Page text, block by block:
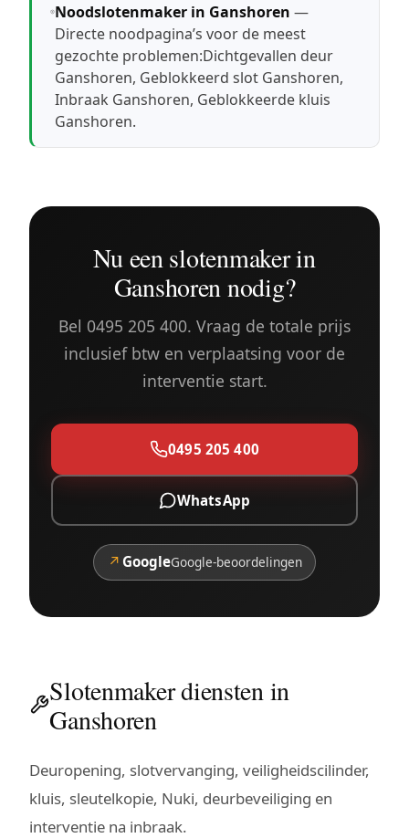
Noodslotenmaker in Ganshoren —
Directe noodpagina’s voor de meest
gezochte problemen:Dichtgevallen deur
Ganshoren, Geblokkeerd slot Ganshoren,
Inbraak Ganshoren, Geblokkeerde kluis
Ganshoren.
Nu een slotenmaker in
Ganshoren nodig?
Bel 0495 205 400. Vraag de totale prijs
inclusief btw en verplaatsing voor de
interventie start.
0495 205 400
WhatsApp
↗ GoogleGoogle-beoordelingen
Slotenmaker diensten in
Ganshoren
Deuropening, slotvervanging, veiligheidscilinder,
kluis, sleutelkopie, Nuki, deurbeveiliging en
interventie na inbraak.